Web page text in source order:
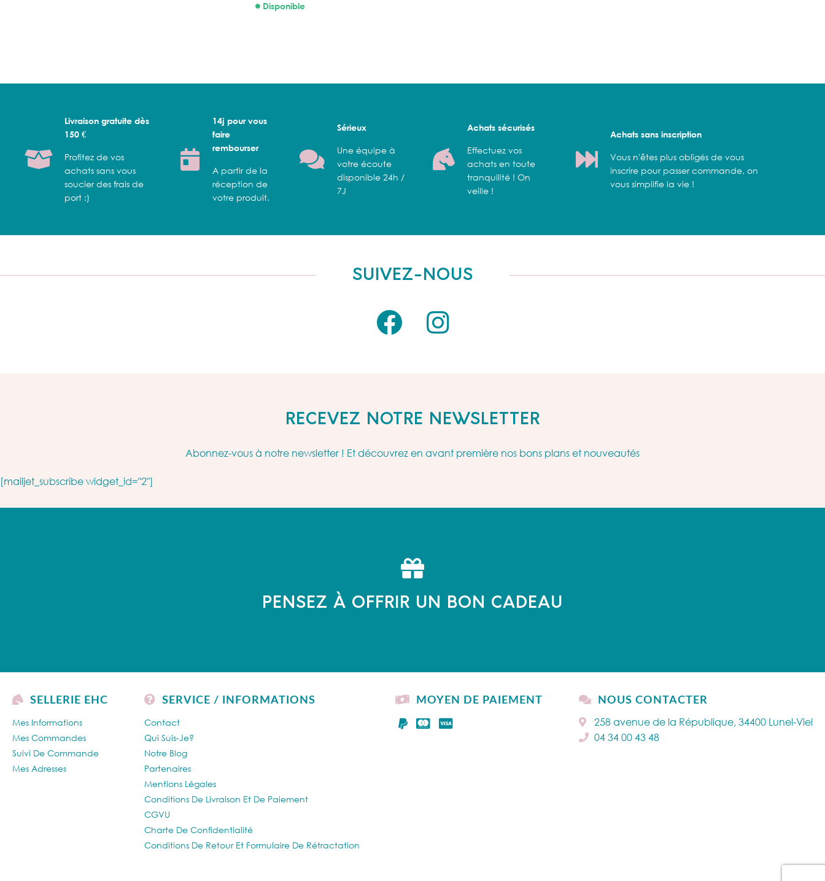
Disponible
Livraison gratuite dès
150 €
Profitez de vos
achats sans vous
soucier des frais de
port :)
14j pour vous
faire
rembourser
A partir de la
réception de
votre produit.
Sérieux
Une équipe à
votre écoute
disponible 24h /
7J
Achats sécurisés
Effectuez vos
achats en toute
tranquilité ! On
veille !
Achats sans inscription
Vous n'êtes plus obligés de vous
inscrire pour passer commande, on
vous simplifie la vie !
SUIVEZ-NOUS
RECEVEZ NOTRE NEWSLETTER
Abonnez-vous à notre newsletter ! Et découvrez en avant première nos bons plans et nouveautés
[mailjet_subscribe widget_id="2"]
PENSEZ À OFFRIR UN BON CADEAU
SELLERIE EHC
Mes Informations
Mes Commandes
Suivi De Commande
Mes Adresses
SERVICE / INFORMATIONS
Contact
Qui Suis-Je?
Notre Blog
Partenaires
Mentions Légales
Conditions De Livraison Et De Paiement
CGVU
Charte De Confidentialité
Conditions De Retour Et Formulaire De Rétractation
MOYEN DE PAIEMENT NOUS CONTACTER
258 avenue de la République, 34400 Lunel-Viel
04 34 00 43 48